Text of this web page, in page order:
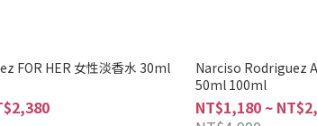
FOR HER 女性淡香水 30ml
Narciso Rodriguez
50ml 100ml
NT$1,180 ~